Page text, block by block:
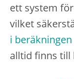
ett system
vilket
i beräkningen
alltid finns till